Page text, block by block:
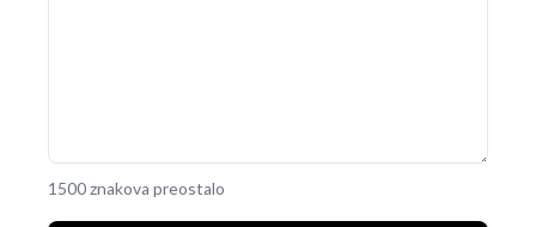
1500 znakova preostalo